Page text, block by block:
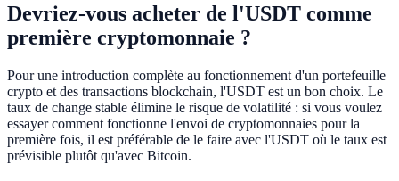
Devriez-vous acheter de l'USDT comme
première cryptomonnaie ?
Pour une introduction complète au fonctionnement d'un portefeuille
crypto et des transactions blockchain, l'USDT est un bon choix. Le
taux de change stable élimine le risque de volatilité : si vous voulez
essayer comment fonctionne l'envoi de cryptomonnaies pour la
première fois, il est préférable de le faire avec l'USDT où le taux est
prévisible plutôt qu'avec Bitcoin.